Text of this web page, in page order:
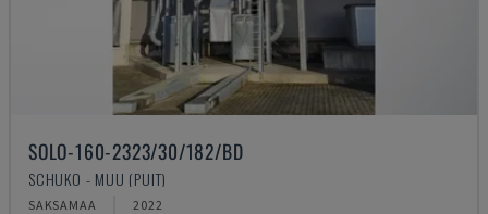
SOLO-160-2323/30/182/BD
SCHUKO - MUU (PUIT)
SAKSAMAA 2022